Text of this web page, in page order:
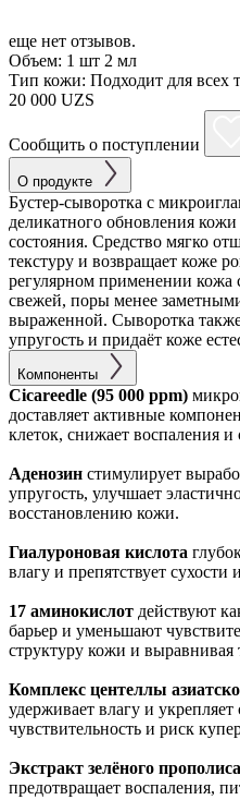
еще нет отзывов.
Объем: 1 шт 2 мл
Тип кожи: Подходит для всех
20 000 UZS
Сообщить о поступлении
О продукте
Бустер-сыворотка с
деликатного обновления
состояния. Средство мягко
текстуру и возвращает коже
регулярном применении кожа
свежей, поры менее
выраженной. Сыворотка
упругость и придаёт коже
Компоненты
Cicareedle (95 000 ppm)
доставляет активные
клеток, снижает воспаления
Аденозин стимулирует
упругость, улучшает
восстановлению кожи.
Гиалуроновая кислота
влагу и препятствует
17 аминокислот действуют
барьер и уменьшают
структуру кожи и выравнивая
Комплекс центеллы
удерживает влагу и
чувствительность и риск
Экстракт зелёного прополиса
предотвращает воспаления,